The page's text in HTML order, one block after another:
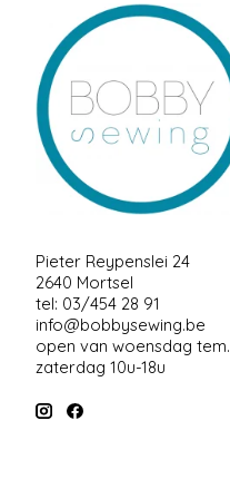
Pieter Reypenslei 24
2640 Mortsel
tel: 03/454 28 91
info@bobbysewing.be
open van woensdag tem.
zaterdag 10u-18u